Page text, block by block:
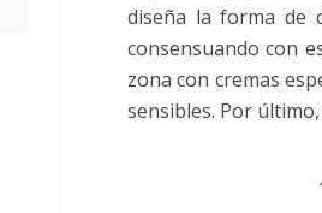
diseña la forma de
consensuando con
zona con cremas
sensibles. Por